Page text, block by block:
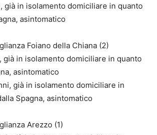
già in isolamento domiciliare in quanto
asintomatico
Foiano della Chiana (2)
già in isolamento domiciliare in quanto
asintomatico
già in isolamento domiciliare in
Spagna, asintomatico
Arezzo (1)